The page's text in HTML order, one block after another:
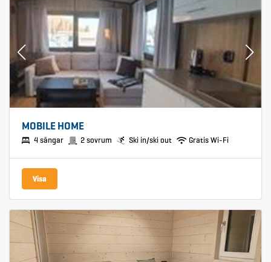
MOBILE HOME
4 sängar 2 sovrum Ski in/ski out Gratis Wi-Fi
Visa